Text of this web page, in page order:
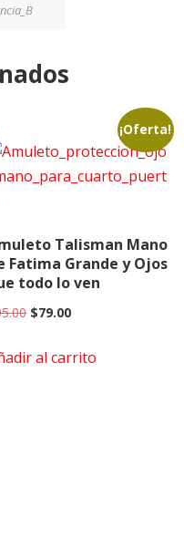
¡Oferta!
Talisman Mano
Fatima Grande y Ojos
todo lo ven
Original
was:
$79.00Current
is:
al carrito